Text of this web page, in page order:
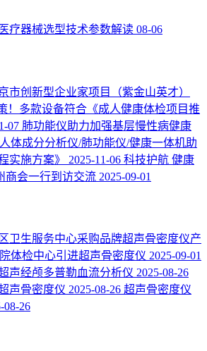
医疗器械选型技术参数解读 08-06
市创新型企业家项目（紫金山英才）
！多款设备符合《成人健康体检项目推
07 肺功能仪助力加强基层慢性病健康
人体成分分析仪/肺功能仪/健康一体机助
实施方案》
2025-11-06 科技护航 健康
商会一行到访交流 2025-09-01
卫生服务中心采购品牌超声骨密度仪产
体检中心引进超声骨密度仪 2025-09-01
声经颅多普勒血流分析仪 2025-08-26
声骨密度仪 2025-08-26 超声骨密度仪
08-26